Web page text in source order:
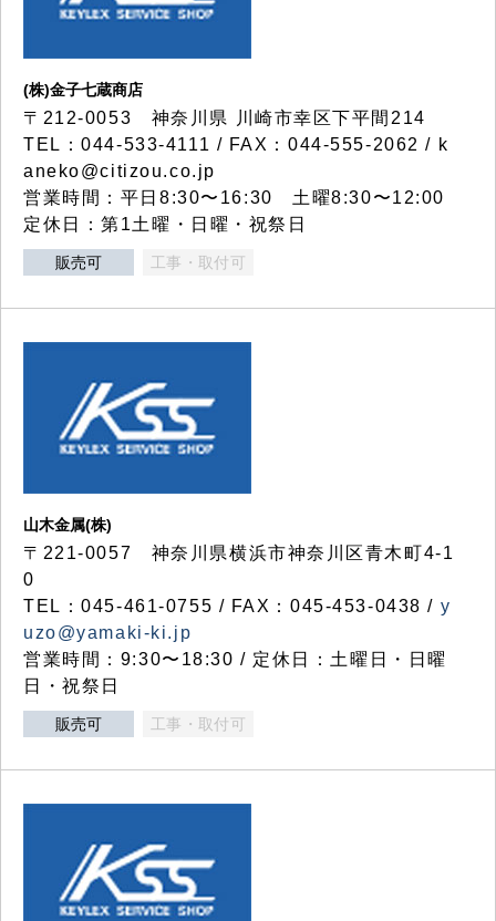
(株)金子七蔵商店
〒212-0053 神奈川県 川崎市幸区下平間214
TEL：044-533-4111 / FAX：044-555-2062 / k
aneko@citizou.co.jp
営業時間：平日8:30〜16:30 土曜8:30〜12:00
定休日：第1土曜・日曜・祝祭日
販売可 工事・取付可
山木金属(株)
〒221-0057 神奈川県横浜市神奈川区青木町4-1
0
TEL：045-461-0755 / FAX：045-453-0438 / y
uzo@yamaki-ki.jp
営業時間：9:30〜18:30 / 定休日：土曜日・日曜
日・祝祭日
販売可 工事・取付可